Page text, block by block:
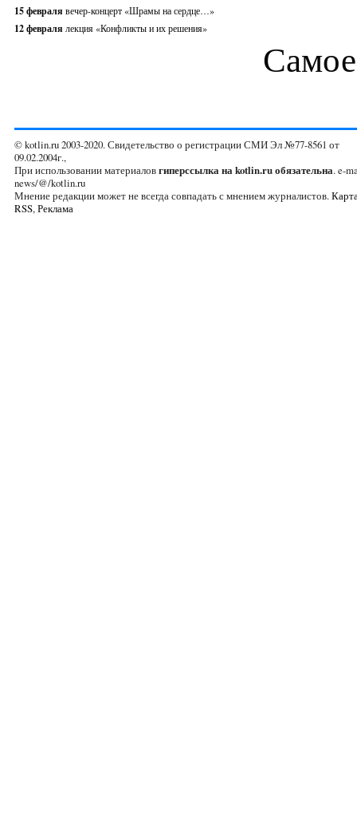
15 февраля вечер-концерт «Шрамы на сердце…»
12 февраля лекция «Конфликты и их решения»
© kotlin.ru 2003-2020. Свидетельство о регистрации СМИ Эл №77-8561 от
09.02.2004г.,
При использовании материаловгиперссылка на kotlin.ru обязательна. e-
news/@/kotlin.ru
Мнение редакции может не всегда совпадать с мнением журналистов.
RSS,Реклама